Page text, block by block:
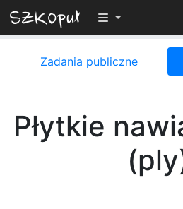
Przełącz
Zadania publiczne
Płytkie